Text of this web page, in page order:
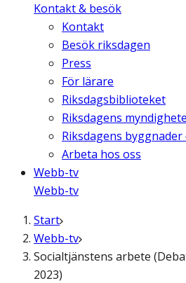
Kontakt & besök
Kontakt
Besök riksdagen
Press
För lärare
Riksdagsbiblioteket
Riksdagens
Riksdagens
Arbeta hos oss
Webb-tv
Webb-tv
Start
Webb-tv
Socialtjänstens arbete
2023)